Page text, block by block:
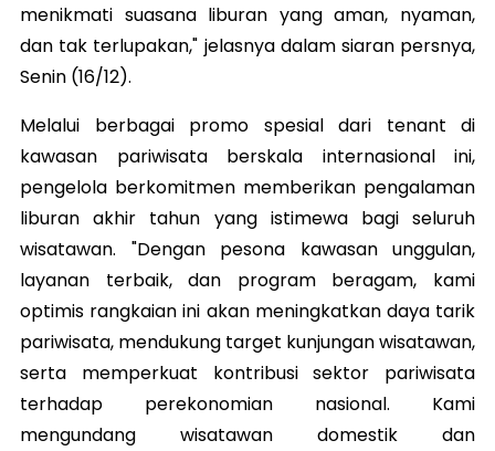
menikmati suasana liburan yang aman, nyaman,
dan tak terlupakan," jelasnya dalam siaran persnya,
Senin (16/12).
Melalui berbagai promo spesial dari tenant di
kawasan pariwisata berskala internasional ini,
pengelola berkomitmen memberikan pengalaman
liburan akhir tahun yang istimewa bagi seluruh
wisatawan. "Dengan pesona kawasan unggulan,
layanan terbaik, dan program beragam, kami
optimis rangkaian ini akan meningkatkan daya tarik
pariwisata, mendukung target kunjungan wisatawan,
serta memperkuat kontribusi sektor pariwisata
terhadap perekonomian nasional. Kami
mengundang wisatawan domestik dan